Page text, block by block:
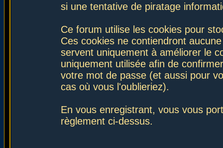
si une tentative de piratage
Ce forum utilise les cookies pour
Ces cookies ne contiendront
servent uniquement à améliorer le
uniquement utilisée afin de
votre mot de passe (et aussi pour
cas où vous l'oublieriez).
En vous enregistrant, vous vous
règlement ci-dessus.